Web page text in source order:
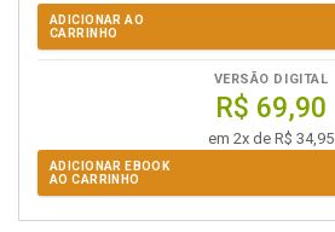
ADICIONAR AO
CARRINHO
VERSÃO DIGITAL
R$ 69,90
em 2x de R$ 34,95
ADICIONAR EBOOK
AO CARRINHO